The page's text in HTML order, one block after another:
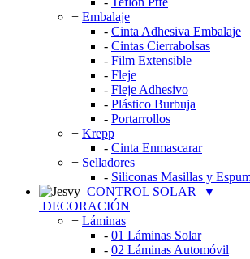
+ Embalaje
- Cinta Adhesiva Embalaje
- Cintas Cierrabolsas
- Film Extensible
- Fleje
- Fleje Adhesivo
- Plástico Burbuja
- Portarrollos
+ Krepp
- Cinta Enmascarar
+ Selladores
- Siliconas Masillas y
CONTROL SOLAR
▼
DECORACIÓN
+ Láminas
- 01 Láminas Solar
- 02 Láminas Automóvil